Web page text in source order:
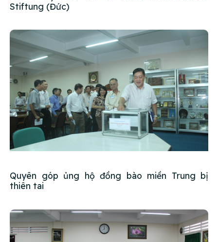
Stiftung (Đức)
Quyên góp ủng hộ đồng bào miền Trung bị
thiên tai